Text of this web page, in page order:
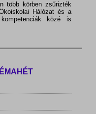
több körben zsűrizték
Hálózat és a
közé is